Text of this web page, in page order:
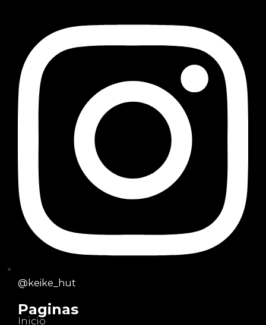
@keike_hut
Paginas
Inicio